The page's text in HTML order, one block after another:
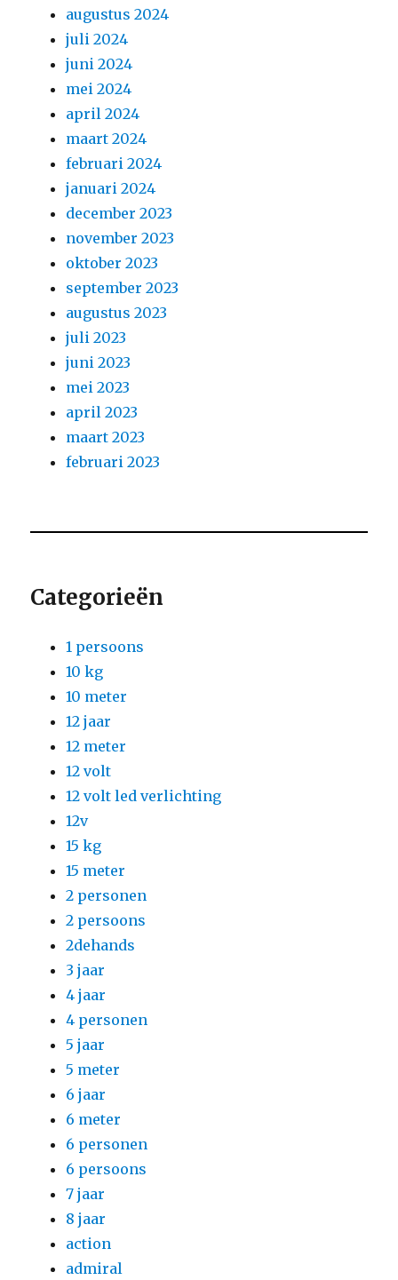
augustus 2024
juli 2024
juni 2024
mei 2024
april 2024
maart 2024
februari 2024
januari 2024
december 2023
november 2023
oktober 2023
september 2023
augustus 2023
juli 2023
juni 2023
mei 2023
april 2023
maart 2023
februari 2023
Categorieën
1 persoons
10 kg
10 meter
12 jaar
12 meter
12 volt
12 volt led verlichting
12v
15 kg
15 meter
2 personen
2 persoons
2dehands
3 jaar
4 jaar
4 personen
5 jaar
5 meter
6 jaar
6 meter
6 personen
6 persoons
7 jaar
8 jaar
action
admiral